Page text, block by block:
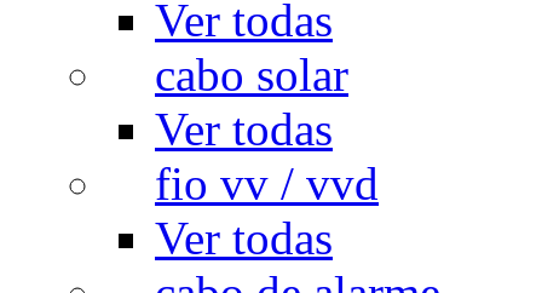
Ver todas
cabo solar
Ver todas
fio vv / vvd
Ver todas